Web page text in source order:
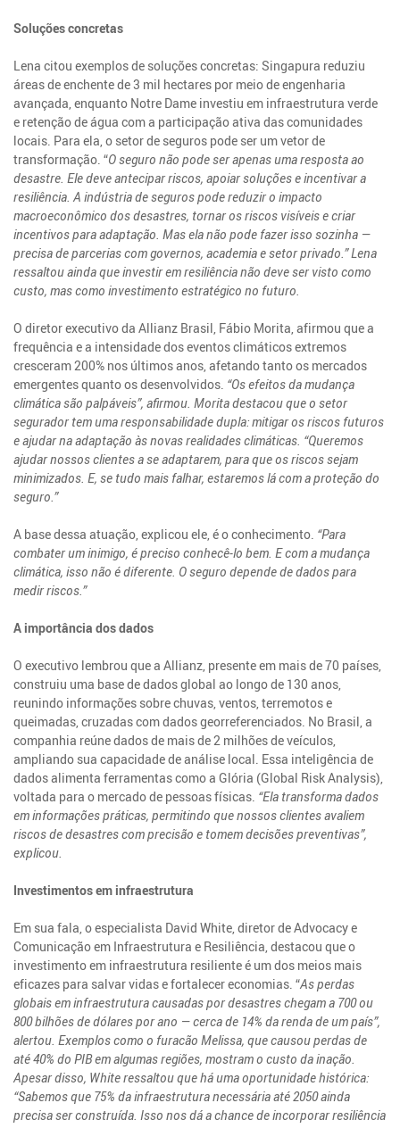
Soluções concretas
Lena citou exemplos de soluções concretas: Singapura reduziu
áreas de enchente de 3 mil hectares por meio de engenharia
avançada, enquanto Notre Dame investiu em infraestrutura verde
e retenção de água com a participação ativa das comunidades
locais. Para ela, o setor de seguros pode ser um vetor de
transformação. “O seguro não pode ser apenas uma resposta ao
desastre. Ele deve antecipar riscos, apoiar soluções e incentivar a
resiliência. A indústria de seguros pode reduzir o impacto
macroeconômico dos desastres, tornar os riscos visíveis e criar
incentivos para adaptação. Mas ela não pode fazer isso sozinha —
precisa de parcerias com governos, academia e setor privado.” Lena
ressaltou ainda que investir em resiliência não deve ser visto como
custo, mas como investimento estratégico no futuro.
O diretor executivo da Allianz Brasil, Fábio Morita, afirmou que a
frequência e a intensidade dos eventos climáticos extremos
cresceram 200% nos últimos anos, afetando tanto os mercados
emergentes quanto os desenvolvidos. “Os efeitos da mudança
climática são palpáveis”, afirmou. Morita destacou que o setor
segurador tem uma responsabilidade dupla: mitigar os riscos futuros
e ajudar na adaptação às novas realidades climáticas. “Queremos
ajudar nossos clientes a se adaptarem, para que os riscos sejam
minimizados. E, se tudo mais falhar, estaremos lá com a proteção do
seguro.”
A base dessa atuação, explicou ele, é o conhecimento. “Para
combater um inimigo, é preciso conhecê-lo bem. E com a mudança
climática, isso não é diferente. O seguro depende de dados para
medir riscos.”
A importância dos dados
O executivo lembrou que a Allianz, presente em mais de 70 países,
construiu uma base de dados global ao longo de 130 anos,
reunindo informações sobre chuvas, ventos, terremotos e
queimadas, cruzadas com dados georreferenciados. No Brasil, a
companhia reúne dados de mais de 2 milhões de veículos,
ampliando sua capacidade de análise local. Essa inteligência de
dados alimenta ferramentas como a Glória (Global Risk Analysis),
voltada para o mercado de pessoas físicas. “Ela transforma dados
em informações práticas, permitindo que nossos clientes avaliem
riscos de desastres com precisão e tomem decisões preventivas”,
explicou.
Investimentos em infraestrutura
Em sua fala, o especialista David White, diretor de Advocacy e
Comunicação em Infraestrutura e Resiliência, destacou que o
investimento em infraestrutura resiliente é um dos meios mais
eficazes para salvar vidas e fortalecer economias. “As perdas
globais em infraestrutura causadas por desastres chegam a 700 ou
800 bilhões de dólares por ano — cerca de 14% da renda de um país”,
alertou. Exemplos como o furacão Melissa, que causou perdas de
até 40% do PIB em algumas regiões, mostram o custo da inação.
Apesar disso, White ressaltou que há uma oportunidade histórica:
“Sabemos que 75% da infraestrutura necessária até 2050 ainda
precisa ser construída. Isso nos dá a chance de incorporar resiliência